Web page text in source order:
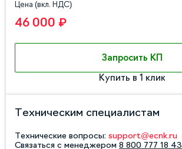
Цена (вкл. НДС)
46 000 ₽
Запросить КП
Купить в 1 клик
Техническим специалистам
Технические вопросы: support@ecnk.ru
Связаться с менеджером 8 800 777 18 43